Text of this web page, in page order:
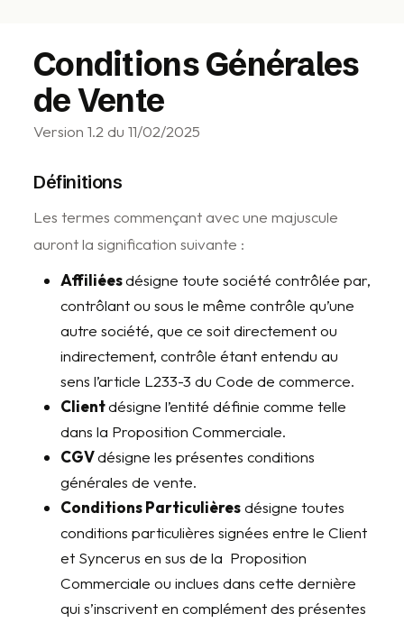
contenu
Conditions Générales
de Vente
Version 1.2 du 11/02/2025
Définitions
Les termes commençant avec une majuscule
auront la signification suivante :
Affiliéesdésigne toute société contrôlée par,
contrôlant ou sous le même contrôle qu’une
autre société, que ce soit directement ou
indirectement, contrôle étant entendu au
sens l’article L233-3 du Code de commerce.
Client​désigne​ ​l’entité définie comme telle
dans la Proposition Commerciale.
CGV​désigne les présentes conditions
générales de vente.
Conditions Particulières​ désigne toutes
conditions particulières signées entre le Client
et Syncerus en sus de la Proposition
Commerciale ou inclues dans cette dernière
qui s’inscrivent en complément des présentes